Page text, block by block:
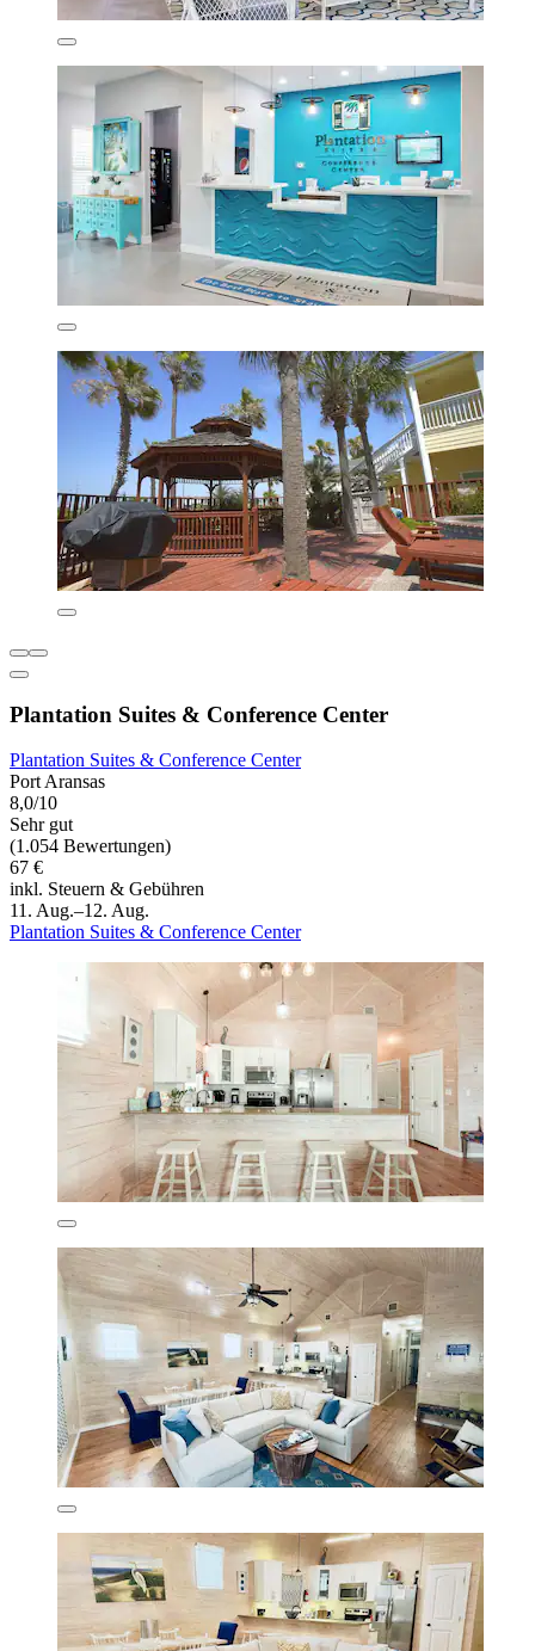
Plantation Suites & Conference Center
Plantation Suites & Conference Center
Port Aransas
8,0/10
Sehr gut
(1.054 Bewertungen)
67 €
inkl. Steuern & Gebühren
11. Aug.–12. Aug.
Plantation Suites & Conference Center